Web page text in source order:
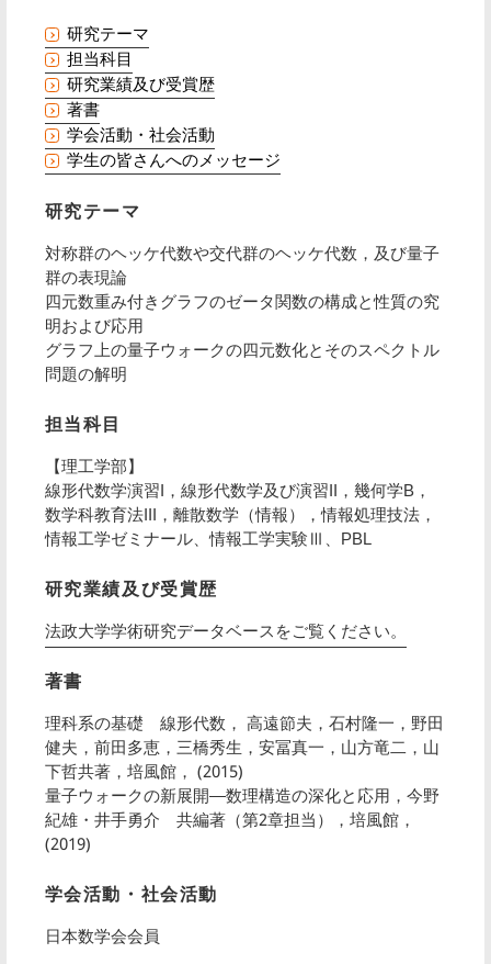
研究テーマ
担当科目
研究業績及び受賞歴
著書
学会活動・社会活動
学生の皆さんへのメッセージ
研究テーマ
対称群のヘッケ代数や交代群のヘッケ代数，及び量子
群の表現論
四元数重み付きグラフのゼータ関数の構成と性質の究
明および応用
グラフ上の量子ウォークの四元数化とそのスペクトル
問題の解明
担当科目
【理工学部】
線形代数学演習I，線形代数学及び演習II，幾何学B，
数学科教育法III，離散数学（情報），情報処理技法，
情報工学ゼミナール、情報工学実験Ⅲ、PBL
研究業績及び受賞歴
法政大学学術研究データベースをご覧ください。
著書
理科系の基礎 線形代数， 高遠節夫，石村隆一，野田
健夫，前田多恵，三橋秀生，安冨真一，山方竜二，山
下哲共著，培風館， (2015)
量子ウォークの新展開―数理構造の深化と応用，今野
紀雄・井手勇介 共編著（第2章担当），培風館，
(2019)
学会活動・社会活動
日本数学会会員